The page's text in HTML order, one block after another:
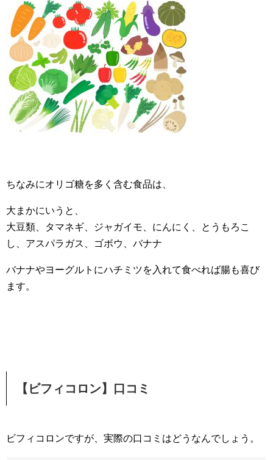
ちなみにオリゴ糖を多く含む食品は、
大まかにいうと、
大豆類、タマネギ、ジャガイモ、にんにく、とうもろこ
し、アスパラガス、ゴボウ、バナナ
バナナやヨーグルトにハチミツを入れて食べれば腸も喜び
ます。
【ビフィコロン】口コミ
ビフィコロンですが、実際の口コミはどうなんでしょう。